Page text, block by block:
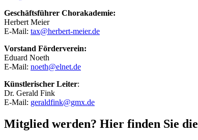
Geschäftsführer Chorakademie:
Herbert Meier
E-Mail: tax@herbert-meier.de
Vorstand Förderverein:
Eduard Noeth
E-Mail: noeth@elnet.de
Künstlerischer Leiter:
Dr. Gerald Fink
E-Mail: geraldfink@gmx.de
Mitglied werden? Hier finden Sie die